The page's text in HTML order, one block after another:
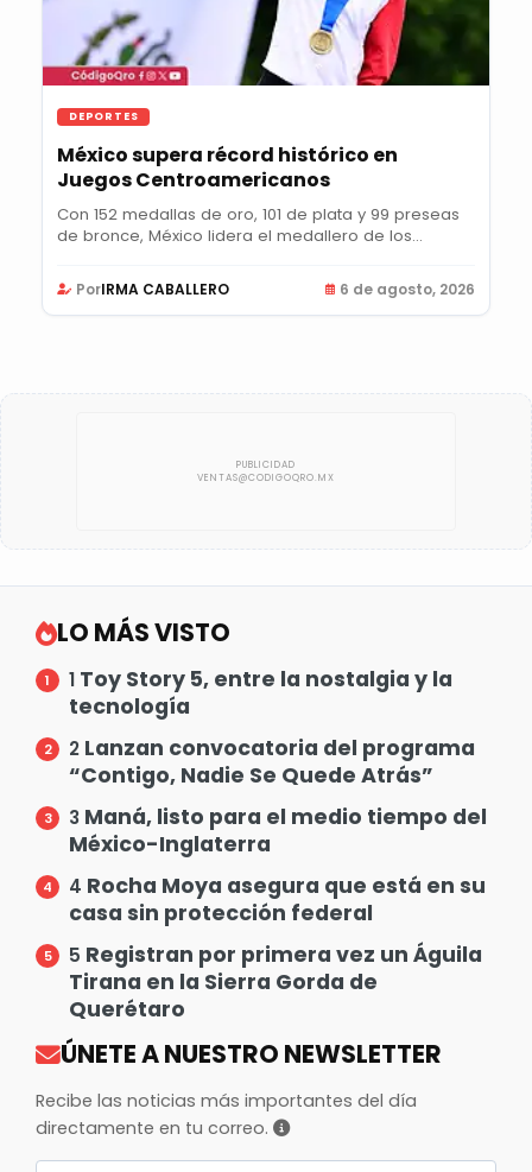
DEPORTES
México supera récord histórico en
Juegos Centroamericanos
Con 152 medallas de oro, 101 de plata y 99 preseas
de bronce, México lidera el medallero de los...
PorIRMA CABALLERO 6 de agosto, 2026
LO MÁS VISTO
1 Toy Story 5, entre la nostalgia y la
tecnología
2 Lanzan convocatoria del programa
“Contigo, Nadie Se Quede Atrás”
3 Maná, listo para el medio tiempo del
México-Inglaterra
4 Rocha Moya asegura que está en su
casa sin protección federal
5 Registran por primera vez un Águila
Tirana en la Sierra Gorda de
Querétaro
ÚNETE A NUESTRO NEWSLETTER
Recibe las noticias más importantes del día
directamente en tu correo.